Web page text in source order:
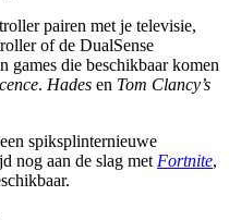
pairen met je televisie,
of de DualSense
games die beschikbaar komen
. Hades en Tom Clancy’s
spiksplinternieuwe
nog aan de slag met Fortnite,